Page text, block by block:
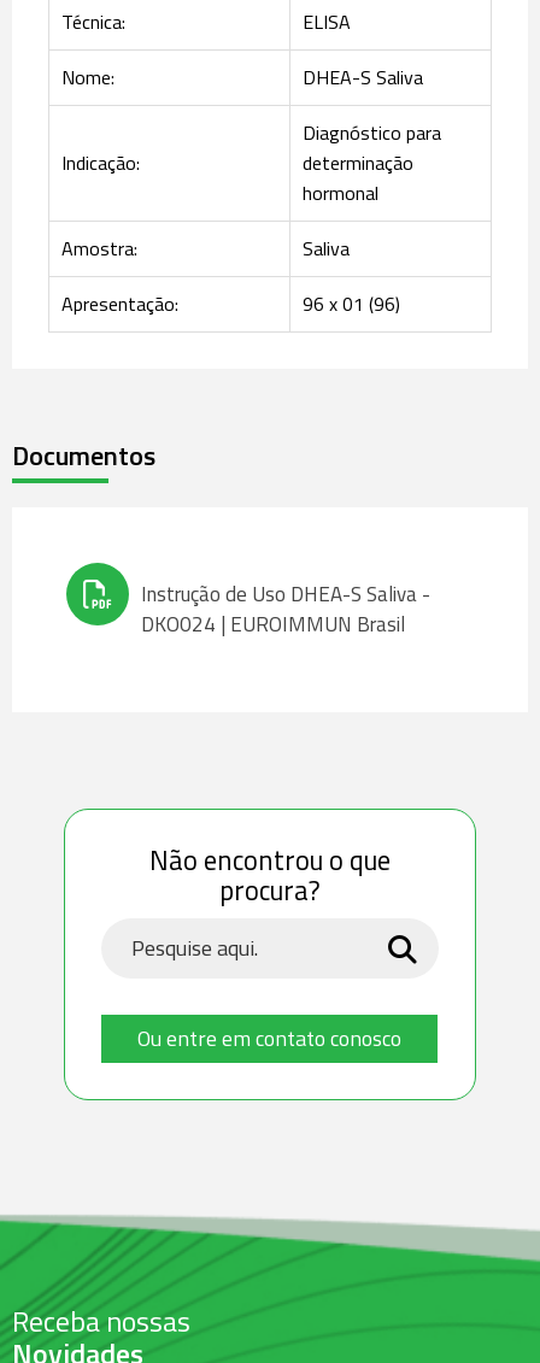
Técnica:
ELISA
Nome:
DHEA-S Saliva
Indicação:
Diagnóstico para
determinação
hormonal
Amostra:
Saliva
Apresentação:
96 x 01 (96)
Documentos
Instrução de Uso DHEA-S Saliva -
DKO024 | EUROIMMUN Brasil
Não encontrou o que
procura?
Ou entre em contato conosco
Receba nossas
Novidades